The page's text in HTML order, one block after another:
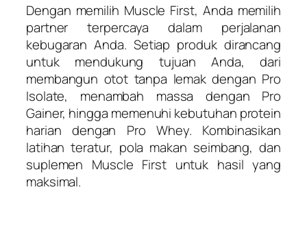
Dengan memilih Muscle First, Anda memilih
partner terpercaya dalam perjalanan
kebugaran Anda. Setiap produk dirancang
untuk mendukung tujuan Anda, dari
membangun otot tanpa lemak dengan Pro
Isolate, menambah massa dengan Pro
Gainer, hingga memenuhi kebutuhan protein
harian dengan Pro Whey. Kombinasikan
latihan teratur, pola makan seimbang, dan
suplemen Muscle First untuk hasil yang
maksimal.